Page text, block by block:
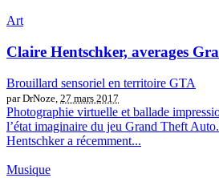
Art
Claire Hentschker, averages
Brouillard sensoriel en territoire GTA
par DrNoze, 27 mars 2017
Photographie virtuelle et ballade
l’état imaginaire du jeu Grand Theft
Hentschker a récemment...
Musique